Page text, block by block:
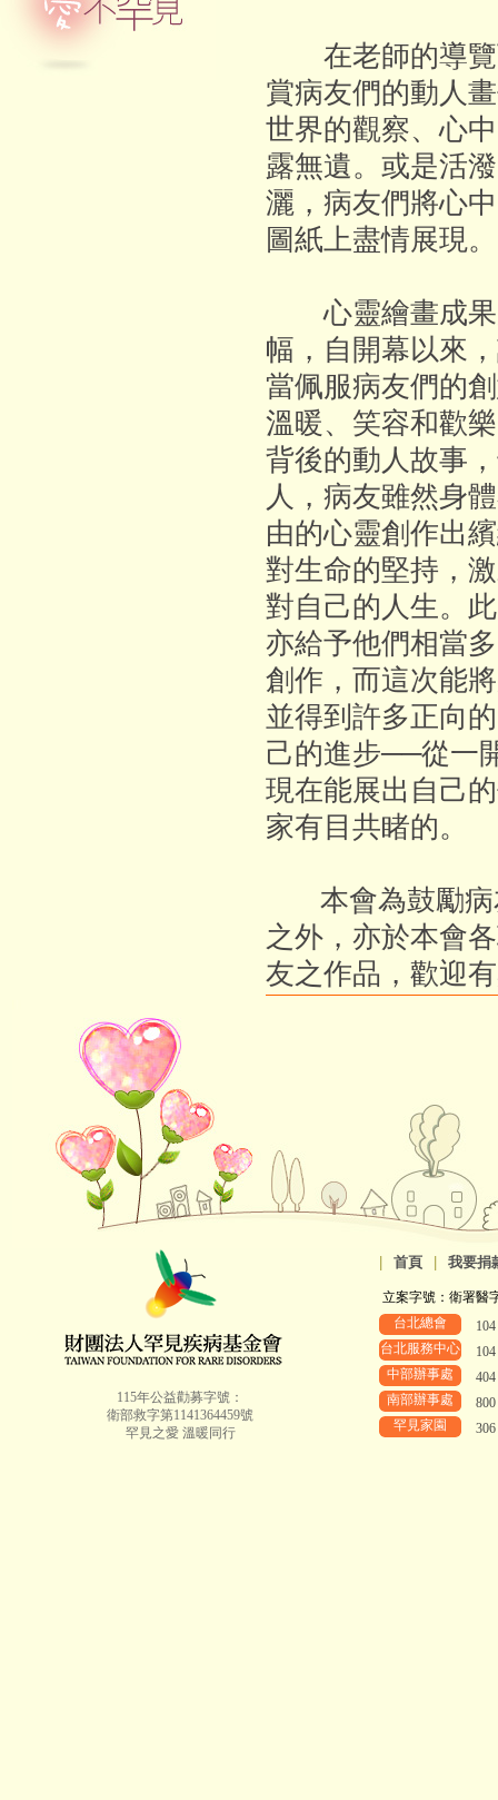
在老師的導覽
賞病友們的動人
世界的觀察、心
露無遺。或是活
灑，病友們將心
圖紙上盡情展現。
心靈繪畫成果
幅，自開幕以來
當佩服病友們的
溫暖、笑容和歡
背後的動人故事
人，病友雖然身
由的心靈創作出
對生命的堅持，
對自己的人生。
亦給予他們相當
創作，而這次能
並得到許多正向
己的進步──從一
現在能展出自己
家有目共睹的。
本會為鼓勵病
之外，亦於本會
友之作品，歡迎
115年公益勸募字號：
衛部救字第1141364459號
罕見之愛 溫暖同行
首頁 我要捐
立案字號：衛署醫
台北總會
台北服務中心
中部辦事處
南部辦事處
罕見家園